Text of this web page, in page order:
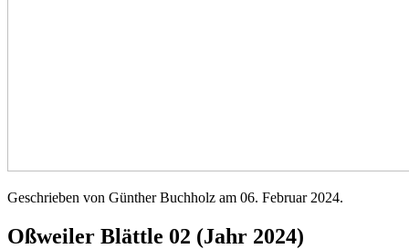
Geschrieben von Günther Buchholz am 06. Februar 2024.
Oßweiler Blättle 02 (Jahr 2024)